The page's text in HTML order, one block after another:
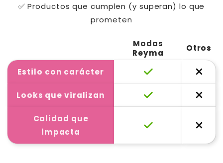
✅ Productos que cumplen (y superan) lo que
prometen
Modas
Reyma
Otros
Estilo con carácter
Looks que viralizan
Calidad que
impacta